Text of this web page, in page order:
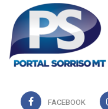
FACEBOOK